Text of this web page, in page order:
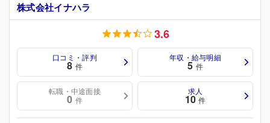
株式会社イナハラ
3.6
口コミ・評判
8 件
年収・給与明細
5 件
転職・中途面接
0 件
求人
10 件